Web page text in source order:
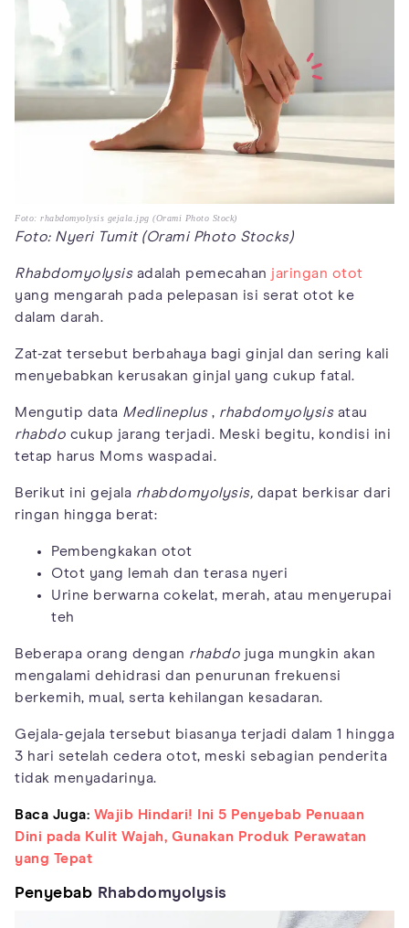
Foto: rhabdomyolysis gejala.jpg (Orami Photo Stock)
Foto: Nyeri Tumit (Orami Photo Stocks)
Rhabdomyolysisadalah pemecahan jaringan otot
yang mengarah pada pelepasan isi serat otot ke
dalam darah.
Zat-zat tersebut berbahaya bagi ginjal dan sering kali
menyebabkan kerusakan ginjal yang cukup fatal.
Mengutip data Medlineplus, rhabdomyolysisatau
rhabdo cukup jarang terjadi. Meski begitu, kondisi ini
tetap harus Moms waspadai.
Berikut ini gejala rhabdomyolysis, dapat berkisar dari
ringan hingga berat:
Pembengkakan otot
Otot yang lemah dan terasa nyeri
Urine berwarna cokelat, merah, atau menyerupai
teh
Beberapa orang dengan rhabdo juga mungkin akan
mengalami dehidrasi dan penurunan frekuensi
berkemih, mual, serta kehilangan kesadaran.
Gejala-gejala tersebut biasanya terjadi dalam 1 hingga
3 hari setelah cedera otot, meski sebagian penderita
tidak menyadarinya.
Baca Juga: Wajib Hindari! Ini 5 Penyebab Penuaan
Dini pada Kulit Wajah, Gunakan Produk Perawatan
yang Tepat
Penyebab Rhabdomyolysis